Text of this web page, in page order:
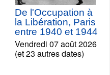
De l'Occupation à
la Libération, Paris
entre 1940 et 1944
Vendredi 07 août 2026
(et 23 autres dates)